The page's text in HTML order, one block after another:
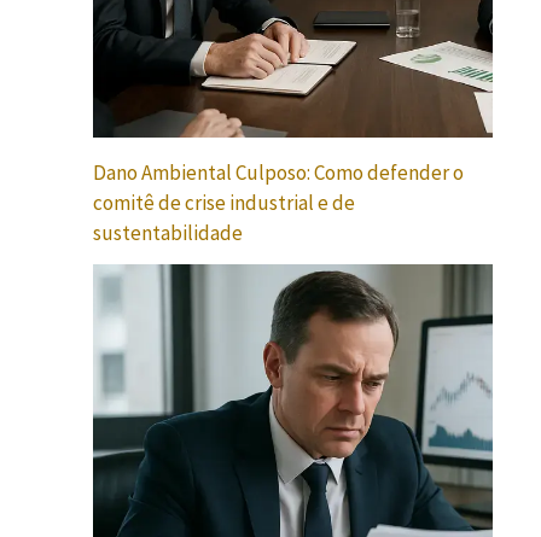
Dano Ambiental Culposo: Como defender o
comitê de crise industrial e de
sustentabilidade